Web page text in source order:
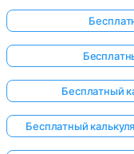
Бесплатный
Бесплатный